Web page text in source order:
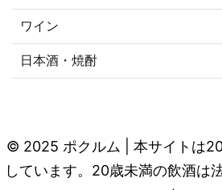
ワイン
日本酒・焼酎
© 2025 ポクルム | 本サイトは
しています。20歳未満の飲酒は